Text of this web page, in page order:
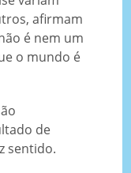
afirmam
é nem um
o mundo é
de
sentido.